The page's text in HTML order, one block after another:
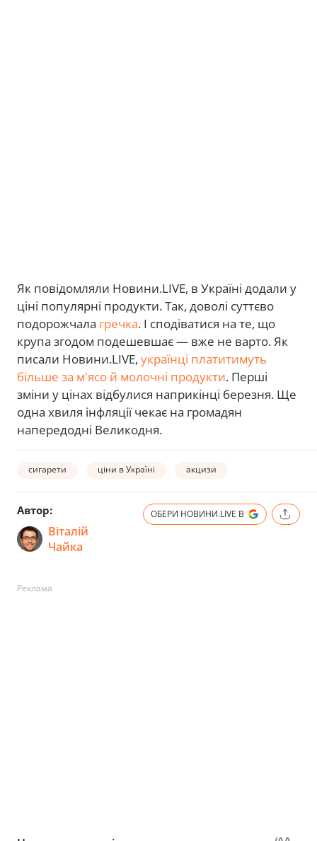
Як повідомляли Новини.LIVE, в Україні додали у
ціні популярні продукти. Так, доволі суттєво
подорожчала гречка. І сподіватися на те, що
крупа згодом подешевшає — вже не варто. Як
писали Новини.LIVE, українці платитимуть
більше за м'ясо й молочні продукти. Перші
зміни у цінах відбулися наприкінці березня. Ще
одна хвиля інфляції чекає на громадян
напередодні Великодня.
сигарети ціни в Україні акцизи
Автор:
Віталій
Чайка
ОБЕРИ НОВИНИ.LIVE В
Реклама